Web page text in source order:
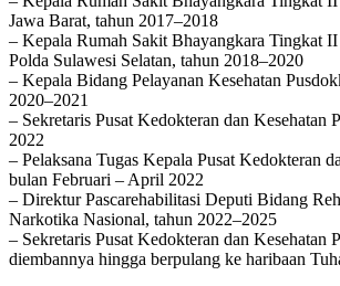
Jawa Barat, tahun 2017–2018
– Kepala Rumah Sakit Bhayangkara Tingkat
Polda Sulawesi Selatan, tahun 2018–2020
– Kepala Bidang Pelayanan Kesehatan
2020–2021
– Sekretaris Pusat Kedokteran dan Kesehatan
2022
– Pelaksana Tugas Kepala Pusat Kedokteran
bulan Februari – April 2022
– Direktur Pascarehabilitasi Deputi Bidang
Narkotika Nasional, tahun 2022–2025
– Sekretaris Pusat Kedokteran dan Kesehatan
diembannya hingga berpulang ke haribaan